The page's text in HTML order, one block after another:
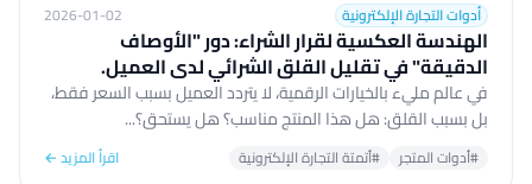
أدوات التجارة الإلكترونية 2026-01-02
الهندسة العكسية لقرار الشراء: دور "الأوصاف
الدقيقة" في تقليل القلق الشرائي لدى العميل.
في عالم مليء بالخيارات الرقمية، لا يتردد العميل بسبب السعر فقط،
بل بسبب القلق: هل هذا المنتج مناسب؟ هل يستحق؟...
#أدوات المتجر #أتمتة التجارة الإلكترونية اقرأ المزيد ←